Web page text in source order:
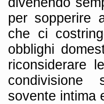
per sopperire
che ci
obblighi
riconsiderare
condivisione
sovente intima